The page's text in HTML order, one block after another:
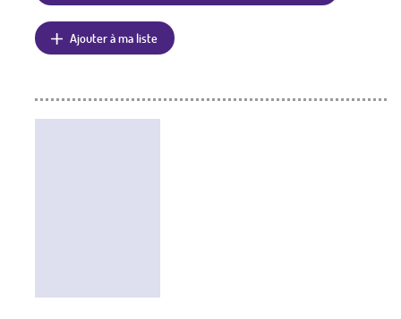
Ajouter à ma liste